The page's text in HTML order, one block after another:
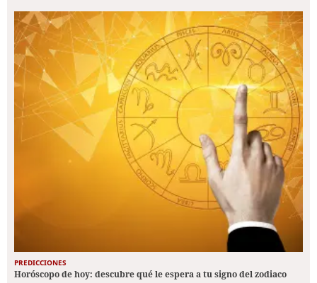
PREDICCIONES
Horóscopo de hoy: descubre qué le espera a tu signo del zodiaco